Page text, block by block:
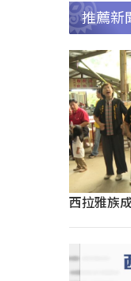
推薦新
西拉雅族